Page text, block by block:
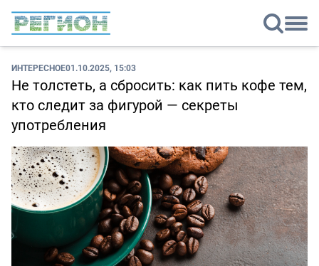
ИНТЕРЕСНОЕ01.10.2025, 15:03
Не толстеть, а сбросить: как пить кофе тем,
кто следит за фигурой — секреты
употребления